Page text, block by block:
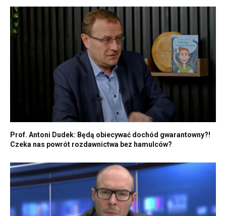
Prof. Antoni Dudek: Będą obiecywać dochód gwarantowny?!
Czeka nas powrót rozdawnictwa bez hamulców?